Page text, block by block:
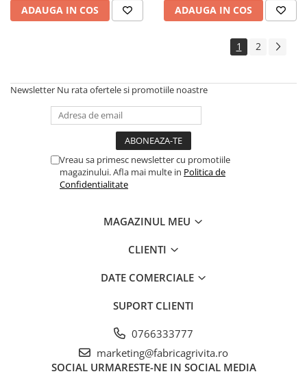
ADAUGA IN COS ADAUGA IN COS
1 2
Newsletter Nu rata ofertele si promotiile noastre
Vreau sa primesc newsletter cu promotiile
magazinului. Afla mai multe in Politica de
Confidentialitate
MAGAZINUL MEU
CLIENTI
DATE COMERCIALE
SUPORT CLIENTI
0766333777
marketing@fabricagrivita.ro
SOCIAL URMARESTE-NE IN SOCIAL MEDIA